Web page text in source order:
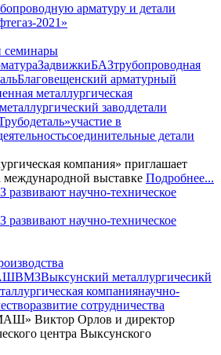
арматуру и детали
2021»
семинары
ЗадвижкиБАЗтрубопроводная
Благовещенский арматурный
металлургическая
заводдетали
участие в
соединительные детали
компания» приглашает
международной выставке Подробнее...
научно-техническое
ВМЗВыксунский металлургичесикй
компаниянаучно-
развитие сотрудничества
Виктор Орлов и директор
центра Выксунского